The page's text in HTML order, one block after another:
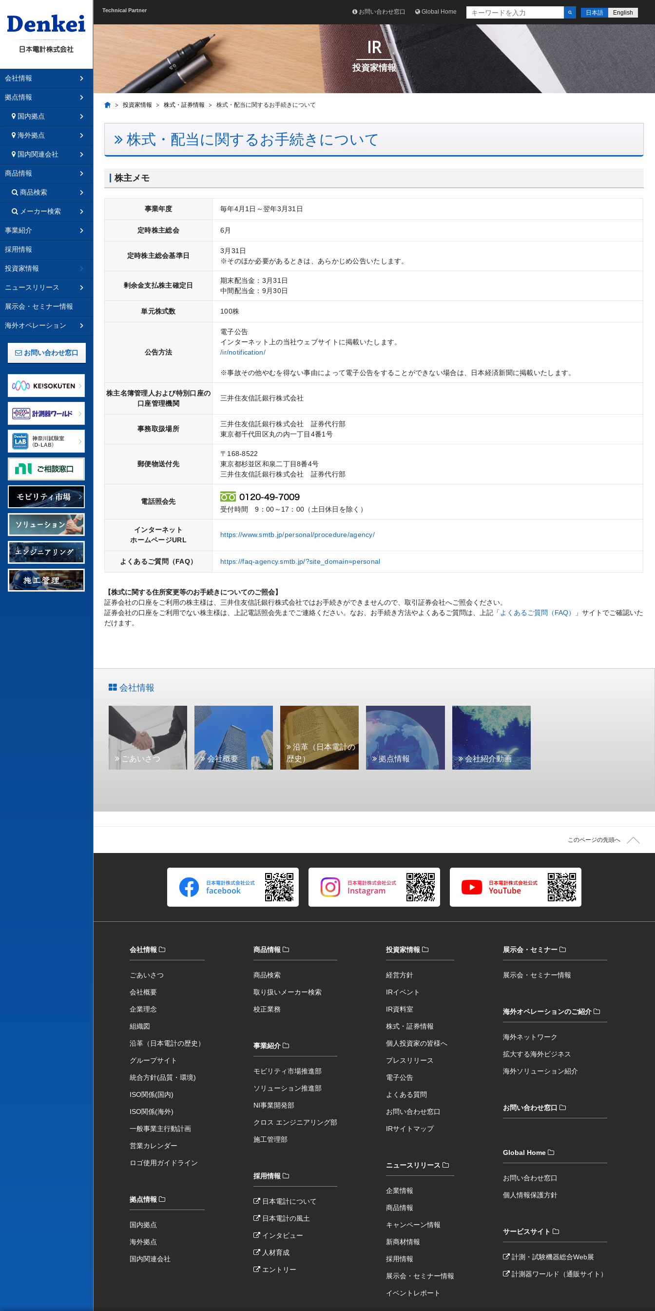
会社情報
拠点情報
国内拠点
海外拠点
国内関連会社
商品情報
商品検索
メーカー検索
事業紹介
採用情報
投資家情報
ニュースリリース
展示会・セミナー情報
海外オペレーション
お問い合わせ窓口
Technical Partner English
日本語
Global Home
お問い合わせ窓口
IR
投資家情報
投資家情報 株式・証券情報 株式・配当に関するお手続きについて
株式・配当に関するお手続きについて
株主メモ
事業年度 毎年4月1日～翌年3月31日
定時株主総会 6月
定時株主総会基準日
3月31日
※そのほか必要があるときは、あらかじめ公告いたします。
剰余金支払株主確定日
期末配当金：3月31日
中間配当金：9月30日
単元株式数 100株
公告方法
電子公告
インターネット上の当社ウェブサイトに掲載いたします。
/ir/notification/
※事故その他やむを得ない事由によって電子公告をすることができない場合は、日本経済新聞に掲載いたします。
株主名簿管理人および特別口座の
口座管理機関
三井住友信託銀行株式会社
事務取扱場所
三井住友信託銀行株式会社 証券代行部
東京都千代田区丸の内一丁目4番1号
郵便物送付先
〒168-8522
東京都杉並区和泉二丁目8番4号
三井住友信託銀行株式会社 証券代行部
電話照会先
受付時間 9：00～17：00（土日休日を除く）
インターネット
ホームページURL
https://www.smtb.jp/personal/procedure/agency/
よくあるご質問（FAQ） https://faq-agency.smtb.jp/?site_domain=personal
【株式に関する住所変更等のお手続きについてのご照会】
証券会社の口座をご利用の株主様は、三井住友信託銀行株式会社ではお手続きができませんので、取引証券会社へご照会ください。
証券会社の口座をご利用でない株主様は、上記電話照会先までご連絡ください。なお、お手続き方法やよくあるご質問は、上記「 よくあるご質問（FAQ）
」サイトでご確認いた
だけます。
会社情報
ごあいさつ 会社概要
沿革（日本電計の
歴史）
拠点情報 会社紹介動画
このページの先頭へ
会社情報
ごあいさつ
会社概要
企業理念
組織図
沿革（日本電計の歴史）
グループサイト
統合方針(品質・環境)
ISO関係(国内)
ISO関係(海外)
一般事業主行動計画
営業カレンダー
ロゴ使用ガイドライン
拠点情報
国内拠点
海外拠点
国内関連会社
商品情報
商品検索
取り扱いメーカー検索
校正業務
事業紹介
モビリティ市場推進部
ソリューション推進部
NI事業開発部
クロス エンジニアリング部
施工管理部
採用情報
日本電計について
日本電計の風土
インタビュー
人材育成
エントリー
投資家情報
経営方針
IRイベント
IR資料室
株式・証券情報
個人投資家の皆様へ
プレスリリース
電子公告
よくある質問
お問い合わせ窓口
IRサイトマップ
ニュースリリース
企業情報
商品情報
キャンペーン情報
新商材情報
採用情報
展示会・セミナー情報
イベントレポート
展示会・セミナー
展示会・セミナー情報
海外オペレーションのご紹介
海外ネットワーク
拡大する海外ビジネス
海外ソリューション紹介
お問い合わせ窓口
Global Home
お問い合わせ窓口
個人情報保護方針
サービスサイト
計測・試験機器総合Web展
計測器ワールド（通販サイト）